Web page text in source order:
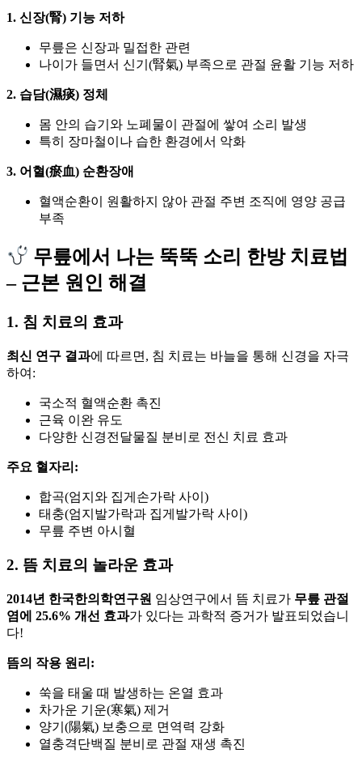
1. 신장(腎) 기능 저하
무릎은 신장과 밀접한 관련
나이가 들면서 신기(腎氣) 부족으로 관절 윤활 기능 저하
2. 습담(濕痰) 정체
몸 안의 습기와 노폐물이 관절에 쌓여 소리 발생
특히 장마철이나 습한 환경에서 악화
3. 어혈(瘀血) 순환장애
혈액순환이 원활하지 않아 관절 주변 조직에 영양 공급
부족
무릎에서 나는 뚝뚝 소리 한방 치료법
– 근본 원인 해결
1. 침 치료의 효과
최신 연구 결과에 따르면, 침 치료는 바늘을 통해 신경을 자극
하여:
국소적 혈액순환 촉진
근육 이완 유도
다양한 신경전달물질 분비로 전신 치료 효과
주요 혈자리:
합곡(엄지와 집게손가락 사이)
태충(엄지발가락과 집게발가락 사이)
무릎 주변 아시혈
2. 뜸 치료의 놀라운 효과
2014년 한국한의학연구원 임상연구에서 뜸 치료가 무릎 관절
염에 25.6% 개선 효과가 있다는 과학적 증거가 발표되었습니
다!
뜸의 작용 원리:
쑥을 태울 때 발생하는 온열 효과
차가운 기운(寒氣) 제거
양기(陽氣) 보충으로 면역력 강화
열충격단백질 분비로 관절 재생 촉진